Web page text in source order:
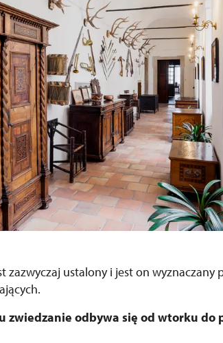
zazwyczaj ustalony i jest on wyznaczany
zwiedzanie odbywa się od wtorku do